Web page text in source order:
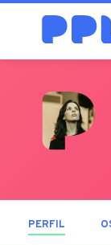
PERFIL